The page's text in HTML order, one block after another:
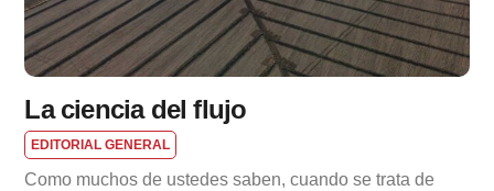
La ciencia del flujo
EDITORIAL GENERAL
Como muchos de ustedes saben, cuando se trata de